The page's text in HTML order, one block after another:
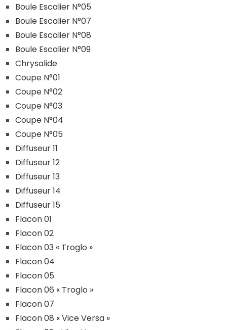
Boule Escalier N°05
Boule Escalier N°07
Boule Escalier N°08
Boule Escalier N°09
Chrysalide
Coupe N°01
Coupe N°02
Coupe N°03
Coupe N°04
Coupe N°05
Diffuseur 11
Diffuseur 12
Diffuseur 13
Diffuseur 14
Diffuseur 15
Flacon 01
Flacon 02
Flacon 03 « Troglo »
Flacon 04
Flacon 05
Flacon 06 « Troglo »
Flacon 07
Flacon 08 « Vice Versa »